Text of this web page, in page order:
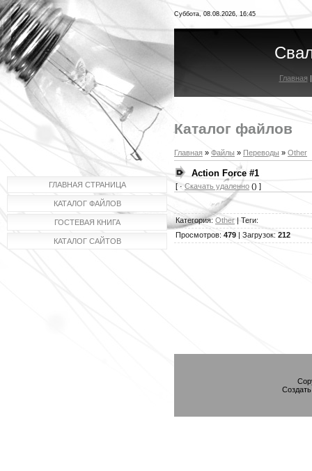
ГЛАВНАЯ СТРАНИЦА
КАТАЛОГ ФАЙЛОВ
ГОСТЕВАЯ КНИГА
КАТАЛОГ САЙТОВ
Суббота, 08.08.2026, 16:45
Главная
Каталог файлов
Главная » Файлы » Переводы » Other
Action Force #1
[ · Скачать удаленно () ]
Категория: Other Теги:
Просмотров: 479 Загрузок: 212